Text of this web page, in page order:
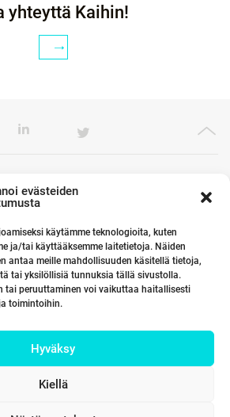
evästeiden
käytämme teknologioita, kuten
ja/tai käyttääksemme laitetietoja. Näiden
antaa meille mahdollisuuden käsitellä tietoja,
tai yksilöllisiä tunnuksia tällä sivustolla.
tai peruuttaminen voi vaikuttaa haitallisesti
toimintoihin.
Hyväksy
Kiellä
yhteyttä Kaihin!